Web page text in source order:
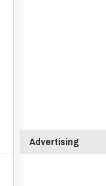
Advertising